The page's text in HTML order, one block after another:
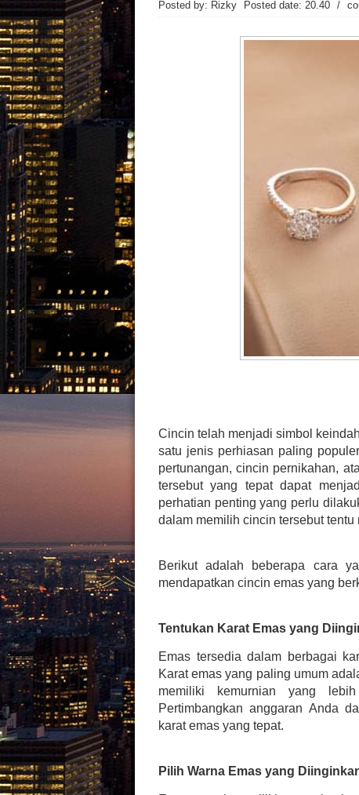
Popular Posts
Posted by: Rizky Posted date: 20.40 /
Cincin telah menjadi simbol
satu jenis perhiasan paling
pertunangan, cincin pernikahan,
tersebut yang tepat dapat
perhatian penting yang perlu
dalam memilih cincin tersebut
Berikut adalah beberapa cara
mendapatkan cincin emas yang
Tentukan Karat Emas yang
Emas tersedia dalam berbagai
Karat emas yang paling umum
memiliki kemurnian yang
Pertimbangkan anggaran Anda
karat emas yang tepat.
Pilih Warna Emas yang